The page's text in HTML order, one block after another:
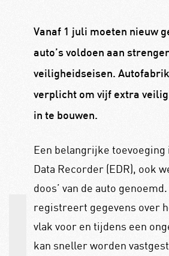
Vanaf 1 juli moeten nieuw
auto’s voldoen aan
veiligheidseisen.
verplicht om vijf extra
in te bouwen.
Een belangrijke toevoeging
Data Recorder (EDR), ook
doos’ van de auto
registreert gegevens over
vlak voor en tijdens een
kan sneller worden